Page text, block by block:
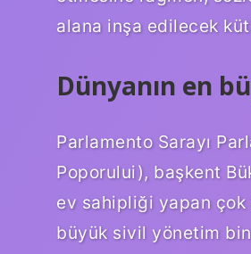
alana inşa edilecek
Dünyanın en
Parlamento Sarayı
Poporului), başkent
ev sahipliği yapan çok
büyük sivil yönetim